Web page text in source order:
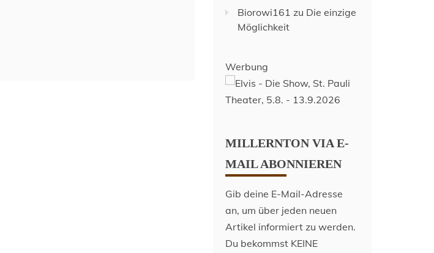
Biorowi161 zu Die einzige
Möglichkeit
Werbung
MILLERNTON VIA E-
MAIL ABONNIEREN
Gib deine E-Mail-Adresse
an, um über jeden neuen
Artikel informiert zu werden.
Du bekommst KEINE